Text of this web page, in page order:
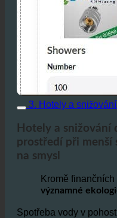
Hotely a snižování
prostředí při menší
Kromě